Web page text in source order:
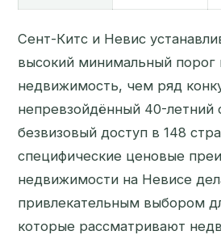
Сент-Китс и Невис
высокий минимальный порог
недвижимость, чем ряд
непревзойдённый 40-
безвизовый доступ в 148
специфические ценовые
недвижимости на Невисе
привлекательным выбором
которые рассматривают